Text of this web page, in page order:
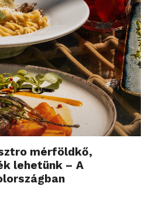
mérföldkő,
lehetünk – A